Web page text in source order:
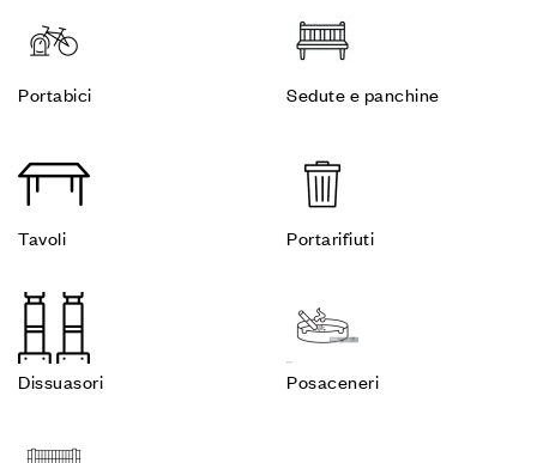
Portabici Sedute e panchine
Tavoli Portarifiuti
Dissuasori Posaceneri